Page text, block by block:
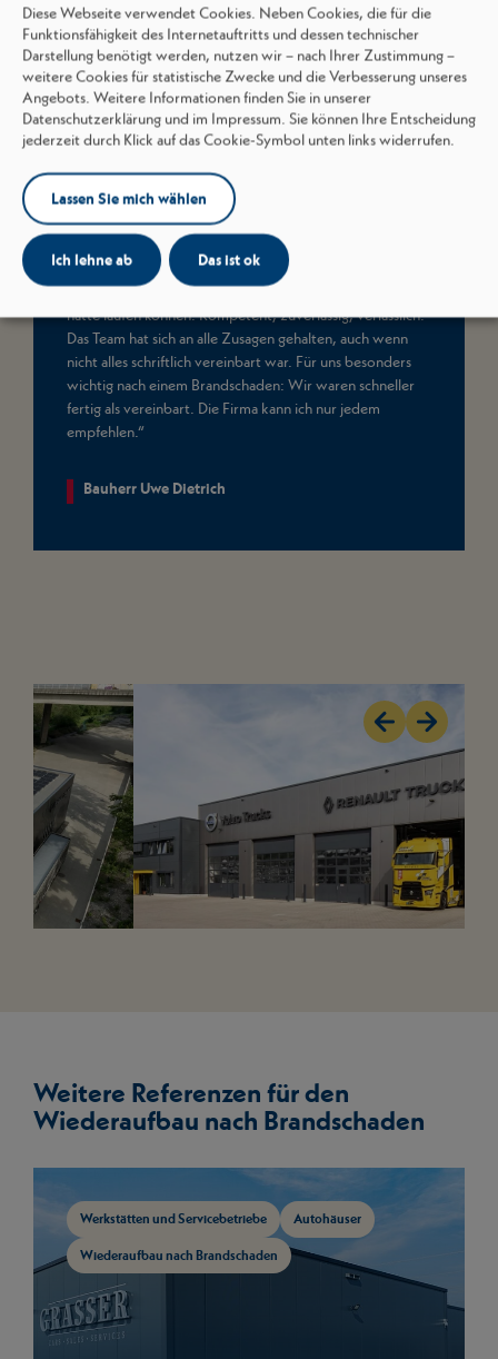
„Borgers hat für uns eine LKW-Werkstatt im Sauerland
realisiert. Ich kann mir nicht vorstellen, dass es besser
hätte laufen können. Kompetent, zuverlässig, verlässlich.
Das Team hat sich an alle Zusagen gehalten, auch wenn
nicht alles schriftlich vereinbart war. Für uns besonders
wichtig nach einem Brandschaden: Wir waren schneller
fertig als vereinbart. Die Firma kann ich nur jedem
empfehlen.“
Bauherr Uwe Dietrich
Weitere Referenzen für den
Wiederaufbau nach Brandschaden
Werkstätten und Servicebetriebe Autohäuser
Wiederaufbau nach Brandschaden
Mehr anzeigen
Diese Webseite verwendet Cookies. Neben Cookies, die für die
Funktionsfähigkeit des Internetauftritts und dessen technischer
Darstellung benötigt werden, nutzen wir – nach Ihrer Zustimmung –
weitere Cookies für statistische Zwecke und die Verbesserung unseres
Angebots. Weitere Informationen finden Sie in unserer
Datenschutzerklärung und im Impressum. Sie können Ihre Entscheidung
jederzeit durch Klick auf das Cookie-Symbol unten links widerrufen.
Lassen Sie mich wählen
Ich lehne ab Das ist ok